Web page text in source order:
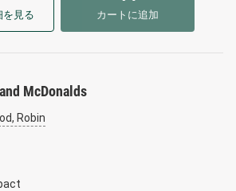
を見る カートに追加
McDonalds
Robin